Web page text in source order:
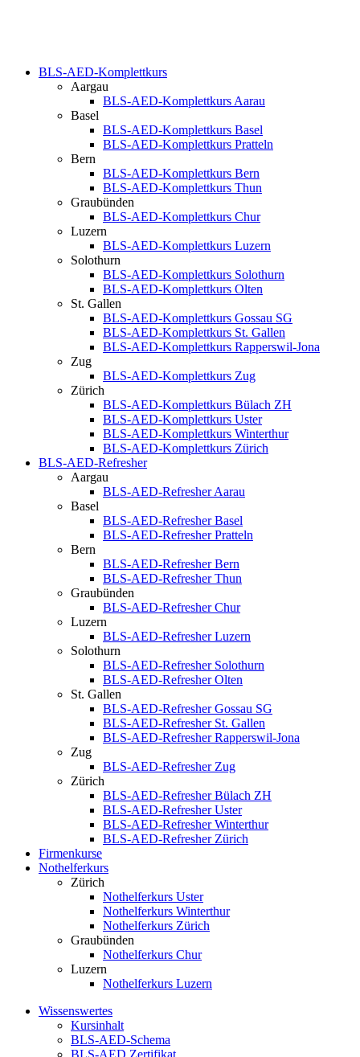
BLS-AED-Komplettkurs
Aargau
BLS-AED-Komplettkurs Aarau
Basel
BLS-AED-Komplettkurs Basel
BLS-AED-Komplettkurs Pratteln
Bern
BLS-AED-Komplettkurs Bern
BLS-AED-Komplettkurs Thun
Graubünden
BLS-AED-Komplettkurs Chur
Luzern
BLS-AED-Komplettkurs Luzern
Solothurn
BLS-AED-Komplettkurs Solothurn
BLS-AED-Komplettkurs Olten
St. Gallen
BLS-AED-Komplettkurs Gossau SG
BLS-AED-Komplettkurs St. Gallen
BLS-AED-Komplettkurs Rapperswil-Jona
Zug
BLS-AED-Komplettkurs Zug
Zürich
BLS-AED-Komplettkurs Bülach ZH
BLS-AED-Komplettkurs Uster
BLS-AED-Komplettkurs Winterthur
BLS-AED-Komplettkurs Zürich
BLS-AED-Refresher
Aargau
BLS-AED-Refresher Aarau
Basel
BLS-AED-Refresher Basel
BLS-AED-Refresher Pratteln
Bern
BLS-AED-Refresher Bern
BLS-AED-Refresher Thun
Graubünden
BLS-AED-Refresher Chur
Luzern
BLS-AED-Refresher Luzern
Solothurn
BLS-AED-Refresher Solothurn
BLS-AED-Refresher Olten
St. Gallen
BLS-AED-Refresher Gossau SG
BLS-AED-Refresher St. Gallen
BLS-AED-Refresher Rapperswil-Jona
Zug
BLS-AED-Refresher Zug
Zürich
BLS-AED-Refresher Bülach ZH
BLS-AED-Refresher Uster
BLS-AED-Refresher Winterthur
BLS-AED-Refresher Zürich
Firmenkurse
Nothelferkurs
Zürich
Nothelferkurs Uster
Nothelferkurs Winterthur
Nothelferkurs Zürich
Graubünden
Nothelferkurs Chur
Luzern
Nothelferkurs Luzern
Wissenswertes
Kursinhalt
BLS-AED-Schema
BLS-AED Zertifikat